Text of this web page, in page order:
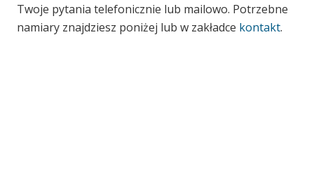
Twoje pytania telefonicznie lub mailowo. Potrzebne
namiary znajdziesz poniżej lub w zakładce kontakt.